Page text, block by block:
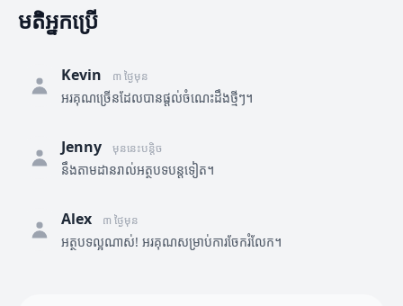
មតិអ្នកប្រើ
Kevin ៣ ថ្ងៃមុន
អរគុណច្រើនដែលបានផ្តល់ចំណេះដឹងថ្មីៗ។
Jenny មុននេះបន្តិច
នឹងតាមដានរាល់អត្ថបទបន្តទៀត។
Alex ៣ ថ្ងៃមុន
អត្ថបទល្អណាស់! អរគុណសម្រាប់ការចែករំលែក។